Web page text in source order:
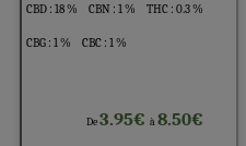
CBD : 18 % CBN : 1 % THC : 0.3 %
CBG : 1 % CBC : 1 %
De3.95€à8.50€